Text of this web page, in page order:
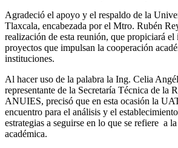
Agradeció el apoyo y el respaldo de la
Tlaxcala, encabezada por el Mtro. Rubén
realización de esta reunión, que propiciará
proyectos que impulsan la cooperación
instituciones.
Al hacer uso de la palabra la Ing. Celia
representante de la Secretaría Técnica de la
ANUIES, precisó que en esta ocasión la
encuentro para el análisis y el
estrategias a seguirse en lo que se refiere a
académica.